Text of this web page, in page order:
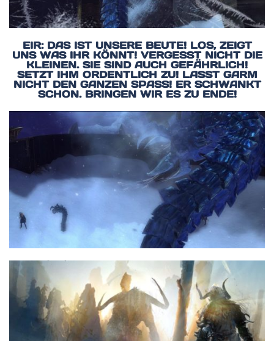
EIR: DAS IST UNSERE BEUTE! LOS, ZEIGT
UNS WAS IHR KÖNNT! VERGESST NICHT DIE
KLEINEN. SIE SIND AUCH GEFÄHRLICH!
SETZT IHM ORDENTLICH ZU! LASST GARM
NICHT DEN GANZEN SPASS! ER SCHWANKT S
CHON. BRINGEN WIR ES ZU ENDE!